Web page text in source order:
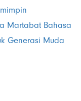
Martabat Bahasa
Generasi Muda